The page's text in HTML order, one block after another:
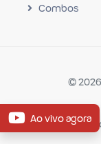
Ao vivo agora
Combos
©